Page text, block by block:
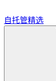
自托管精选